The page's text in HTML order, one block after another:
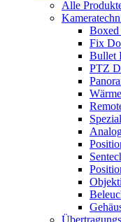
Alle
Boxed
Fix
Bullet
PTZ